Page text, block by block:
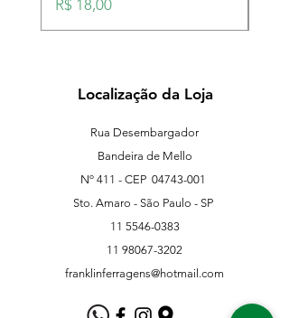
Preço
R$ 18,00
Localização da Loja
Rua Desembargador
Bandeira de Mello
Nº 411 - CEP 04743-001
Sto. Amaro - São Paulo - SP
11 5546-0383
11 98067-3202
franklinferragens@hotmail.com